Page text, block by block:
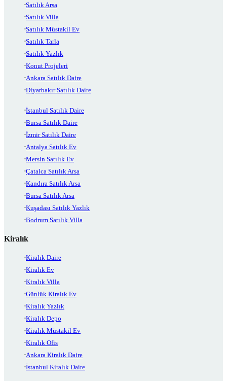
Satılık Arsa
Satılık Villa
Satılık Müstakil Ev
Satılık Tarla
Satılık Yazlık
Konut Projeleri
Ankara Satılık Daire
Diyarbakır Satılık Daire
İstanbul Satılık Daire
Bursa Satılık Daire
İzmir Satılık Daire
Antalya Satılık Ev
Mersin Satılık Ev
Çatalca Satılık Arsa
Kandıra Satılık Arsa
Bursa Satılık Arsa
Kuşadası Satılık Yazlık
Bodrum Satılık Villa
Kiralık
Kiralık Daire
Kiralık Ev
Kiralık Villa
Günlük Kiralık Ev
Kiralık Yazlık
Kiralık Depo
Kiralık Müstakil Ev
Kiralık Ofis
Ankara Kiralık Daire
İstanbul Kiralık Daire